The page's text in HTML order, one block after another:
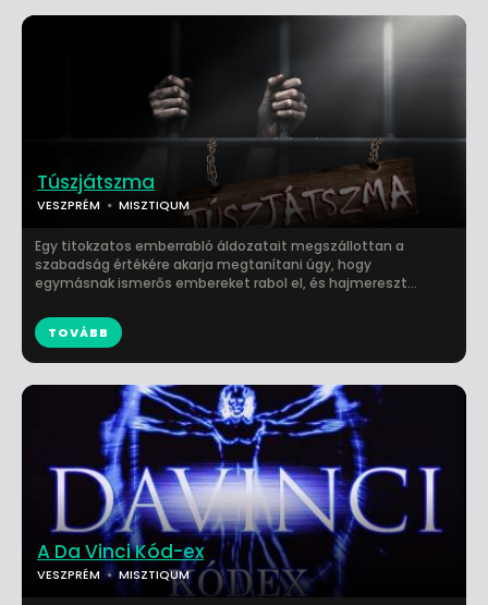
Túszjátszma
VESZPRÉM MISZTIQUM
Egy titokzatos emberrabló áldozatait megszállottan a
szabadság értékére akarja megtanítani úgy, hogy
egymásnak ismerős embereket rabol el, és hajmereszt...
TOVÁBB
A Da Vinci Kód-ex
VESZPRÉM MISZTIQUM